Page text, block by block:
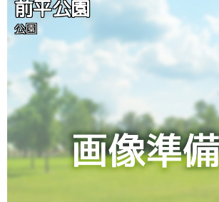
た。 ハイウェイオアシスなので高速道路
が出来ます。
前平公園
公園